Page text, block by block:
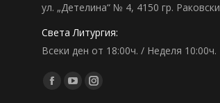
ул. „Детелина“ № 4, 4150 гр. Раковски
Света Литургия:
Всеки ден от 18:00ч. / Неделя 10:00ч.
Find us on:
Facebook
YouTubeInstagram